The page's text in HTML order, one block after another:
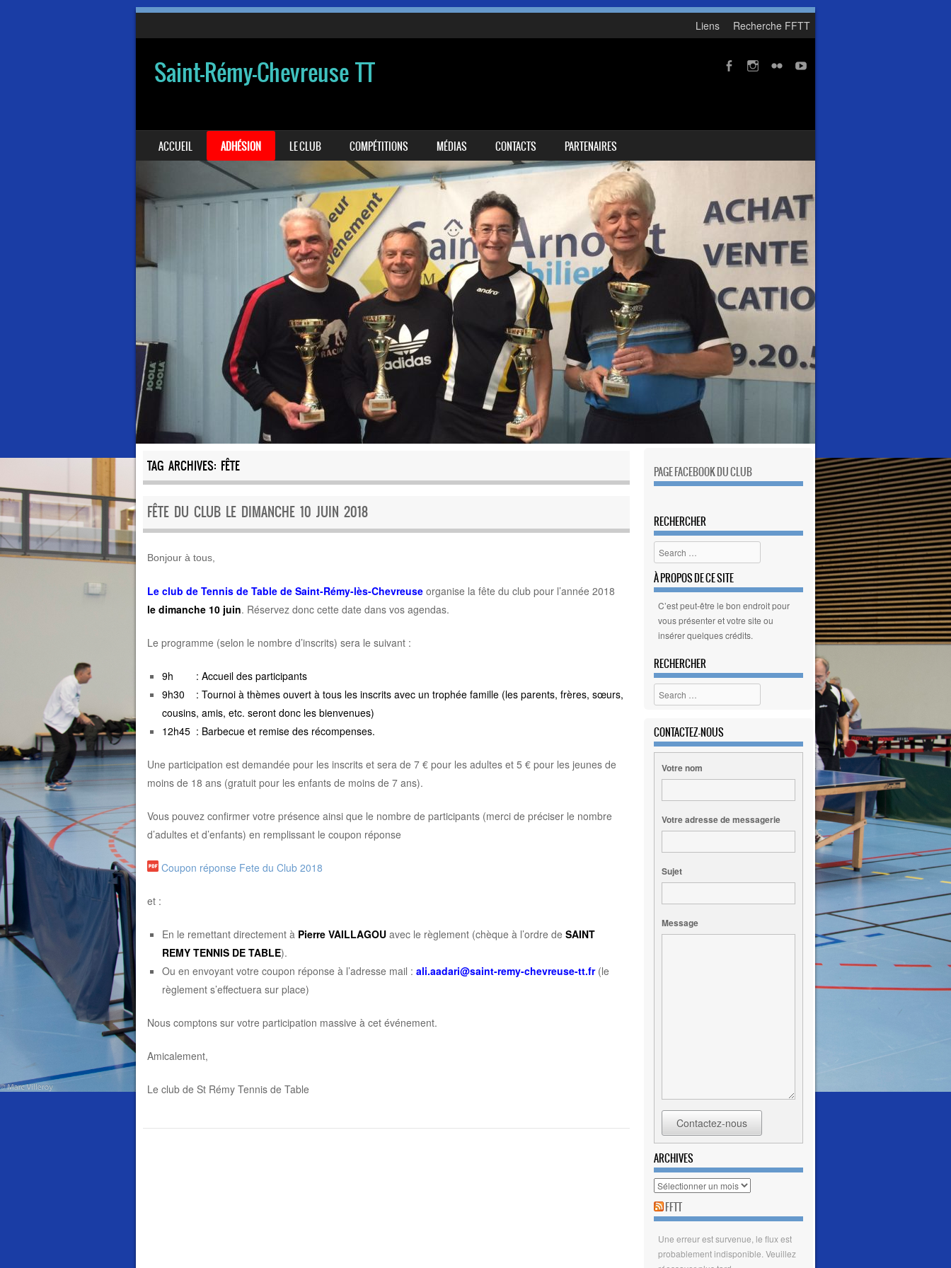
Liens Recherche FFTT
Saint-Rémy-Chevreuse TT
MENU
SKIP TO CONTENT
ACCUEIL ADHÉSION LE CLUB COMPÉTITIONS MÉDIAS CONTACTS PARTENAIRES
TAG ARCHIVES: FÊTE
FÊTE DU CLUB LE DIMANCHE 10 JUIN 2018
Bonjour à tous,
Le club de Tennis de Table de Saint-Rémy-lès-Chevreuseorganise la fête du club pour l’année 2018
le dimanche 10 juin. Réservez donc cette date dans vos agendas.
Le programme (selon le nombre d’inscrits) sera le suivant :
9h : Accueil des participants
9h30 : Tournoi à thèmes ouvert à tous les inscrits avec un trophée famille (les parents, frères, sœurs,
cousins, amis, etc. seront donc les bienvenues)
12h45 : Barbecue et remise des récompenses.
Une participation est demandée pour les inscrits et sera de 7 € pour les adultes et 5 € pour les jeunes de
moins de 18 ans (gratuit pour les enfants de moins de 7 ans).
Vous pouvez confirmer votre présence ainsi que le nombre de participants (merci de préciser le nombre
d’adultes et d’enfants) en remplissant le coupon réponse
Coupon réponse Fete du Club 2018
et :
En le remettant directement à Pierre VAILLAGOUavec le règlement (chèque à l’ordre de SAINT
REMY TENNIS DE TABLE).
Ou en envoyant votre coupon réponse à l’adresse mail : ali.aadari@saint-remy-chevreuse-tt.fr(le
règlement s’effectuera sur place)
Nous comptons sur votre participation massive à cet événement.
Amicalement,
Le club de St Rémy Tennis de Table
PAGE FACEBOOK DU CLUB
RECHERCHER
Search
À PROPOS DE CE SITE
C’est peut-être le bon endroit pour
vous présenter et votre site ou
insérer quelques crédits.
RECHERCHER
Search
CONTACTEZ-NOUS
Votre nom
Votre adresse de messagerie
Sujet
Message
Contactez-nous
ARCHIVES
Archives
FFTT
Une erreur est survenue, le flux est
probablement indisponible. Veuillez